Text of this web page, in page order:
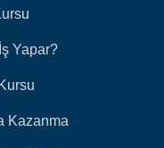
Yapar?
Kazanma